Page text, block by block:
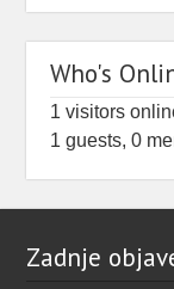
🌙 Kaj, če bi
Več kot dve
razvilo v
jih je
Who's
1 visitors
1 guests, 0
Zadnje